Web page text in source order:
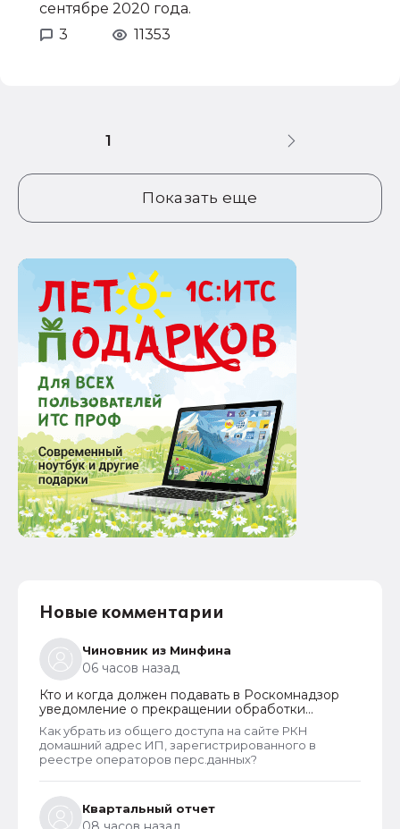
сентябре 2020 года.
3
11353
Показать еще
1
Новые комментарии
Чиновник из Минфина
06 часов назад
Кто и когда должен подавать в Роскомнадзор
уведомление о прекращении обработки
персональных данных
Как убрать из общего доступа на сайте РКН
домашний адрес ИП, зарегистрированного в
реестре операторов перс.данных?
Квартальный отчет